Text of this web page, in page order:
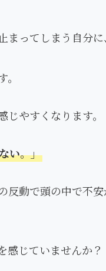
ってしまう自分に
やすくなります。
い。」
動で頭の中で不
感じていませんか？